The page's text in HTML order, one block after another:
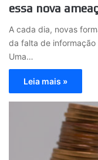
essa nova
A cada dia, novas
da falta de
Uma…
Leia mais »